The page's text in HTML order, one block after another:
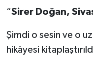
“Sirer Doğan,
Şimdi o sesin ve o
hikâyesi